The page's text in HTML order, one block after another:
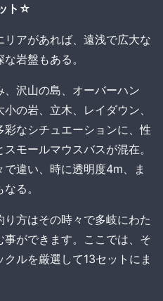
ト☆
アがあれば、遠浅で広大な
岩盤もある。
沢山の島、オーバーハン
の岩、立木、レイダウン、
なシチュエーションに、性
モールマウスバスが混在。
違い、時に透明度4m、ま
る。
方はその時々で多岐にわた
ができます。ここでは、そ
ルを厳選して13セットにま